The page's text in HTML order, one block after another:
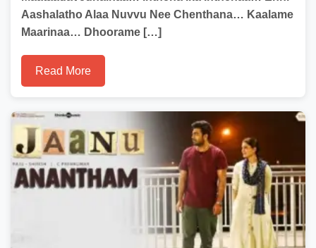
Aashalatho Alaa Nuvvu Nee Chenthana… Kaalame
Maarinaa… Dhoorame […]
Read More